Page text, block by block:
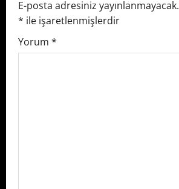
i
g
E-posta adresiniz yayınlanmayacak.
* ile işaretlenmişlerdir
Yorum *